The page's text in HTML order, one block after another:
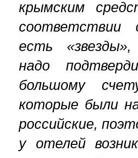
крымским
соответствии
есть
надо
большому
которые были
российские,
у отелей